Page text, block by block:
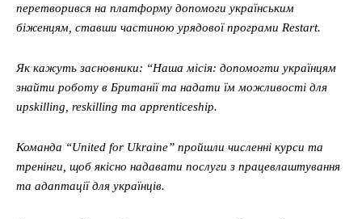
перетворився на платформу допомоги українським
біженцям, ставши частиною урядової програми Restart.
Як кажуть засновники: “Наша місія: допомогти українцям
знайти роботу в Британії та надати їм можливості для
upskilling, reskilling та apprenticeship.
Команда “United for Ukraine” пройшли численні курси та
тренінги, щоб якісно надавати послуги з працевлаштування
та адаптації для українців.